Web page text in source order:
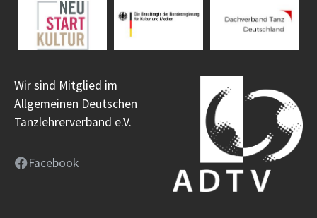
Wir sind Mitglied im
Allgemeinen Deutschen
Tanzlehrerverband e.V.
Facebook